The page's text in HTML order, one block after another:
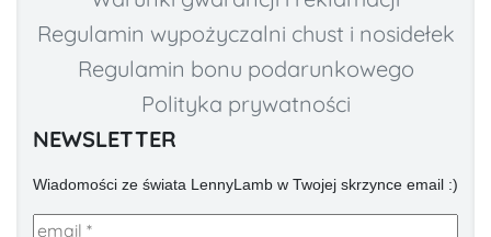
Regulamin wypożyczalni chust i nosidełek
Regulamin bonu podarunkowego
Polityka prywatności
NEWSLETTER
Wiadomości ze świata LennyLamb w Twojej skrzynce email :)